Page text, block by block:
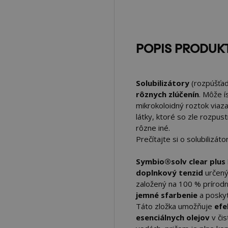
POPIS
Solubilizátory
rôznych zlúčenín. Môže
mikrokoloidný roztok
látky, ktoré so zle
rôzne iné.
Prečítajte si o
Symbio®solv clear plus
doplnkový tenzid
založený na 100 %
jemné sfarbenie a
Táto zložka umožňuje
esenciálnych olejov v